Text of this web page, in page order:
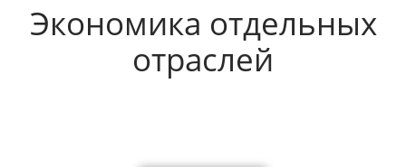
Экономика отдельных
отраслей